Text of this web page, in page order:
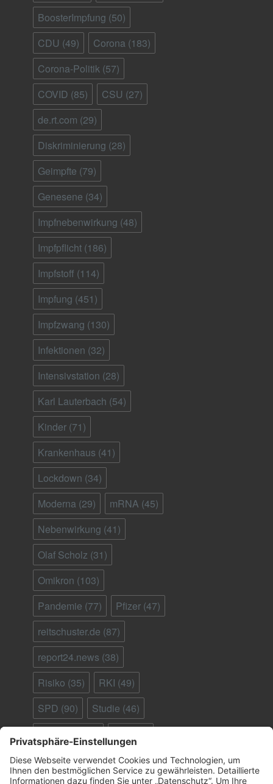
BoosterImpfung (50)
CDU (49) Corona (183)
Corona-Politik (57)
COVID (85) CSU (27)
de.rt.com (29)
Diskriminierung (28)
Geimpfte (79)
Genesene (34)
Impfnebenwirkung (48)
Impfpflicht (186)
Impfstoff (114)
Impfung (451)
Impfzwang (130)
Infektionen (32)
Intensivstation (28)
Karl Lauterbach (54)
Kinder (71)
Krankenhaus (41)
Lockdown (34)
Moderna (29) mRNA (45)
Nebenwirkung (41)
Olaf Scholz (31)
Omikron (103)
Pandemie (77) Pfizer (47)
reitschuster.de (87)
report24.news (38)
Risiko (35) RKI (49)
SPD (90) Studie (46)
Ungeimpfte(95)